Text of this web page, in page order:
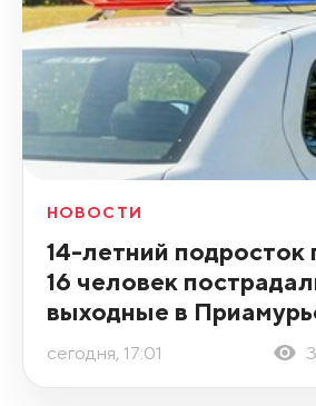
НОВОСТИ
14-летний подросток
16 человек
выходные в
сегодня, 17:01